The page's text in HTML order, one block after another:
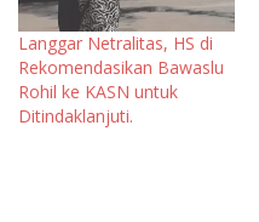
Langgar Netralitas, HS di
Rekomendasikan Bawaslu
Rohil ke KASN untuk
Ditindaklanjuti.